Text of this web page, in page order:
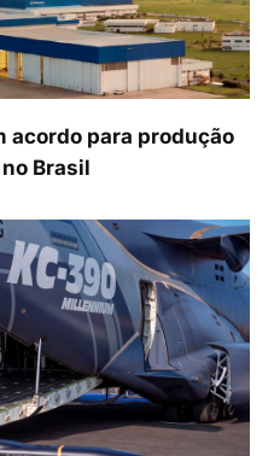
acordo para produção
Brasil